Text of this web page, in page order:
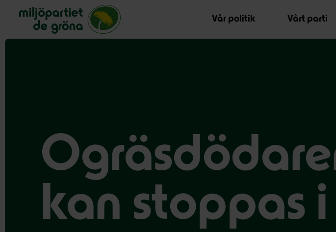
Miljöpartiet de gröna, startsida
Vår politik
Vårt parti
kan stoppas i